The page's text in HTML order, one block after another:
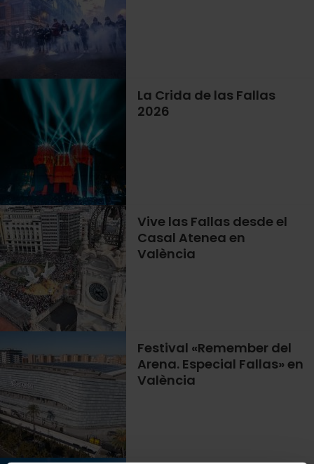
La Crida de las Fallas
2026
Vive las Fallas desde el
Casal Atenea en
València
Festival «Remember del
Arena. Especial Fallas» en
València